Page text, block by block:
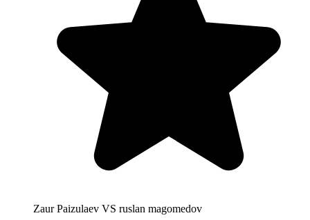
Zaur Paizulaev VS ruslan magomedov